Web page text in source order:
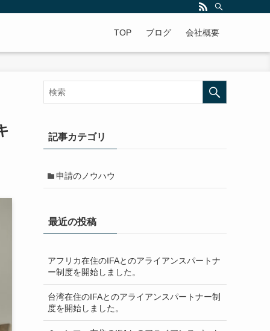
TOP ブログ 会社概要
記事カテゴリ
申請のノウハウ
最近の投稿
アフリカ在住のIFAとのアライアンスパートナ
ー制度を開始しました。
台湾在住のIFAとのアライアンスパートナー制
度を開始しました。